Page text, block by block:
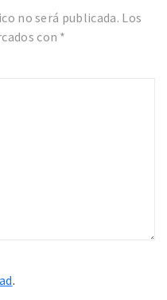
no será publicada. Los
con *
.